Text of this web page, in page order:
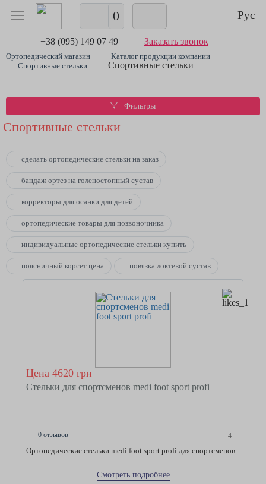
0 Рус
+38 (095) 149 07 49 Заказать звонок
Ортопедический магазин
Каталог продукции компании
Спортивные стельки
Спортивные стельки
Фильтры
Спортивные стельки
сделать ортопедические стельки на заказ
бандаж ортез на голеностопный сустав
корректоры для осанки для детей
ортопедические товары для позвоночника
индивидуальные ортопедические стельки купить
поясничный корсет цена повязка локтевой сустав
Цена 4620 грн
Стельки для спортсменов medi foot sport profi
0 отзывов 4
Ортопедические стельки medi foot sport profi для спортсменов
Смотреть подробнее